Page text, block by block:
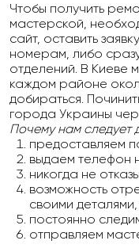
Чтобы получить
мастерской,
сайт, оставить
номерам, либо
отделений. В Киеве
каждом районе
добираться.
города Украины
Почему нам следует
предоставляем
выдаем телефон
никогда не
возможность
своими деталями,
постоянно
отправляем